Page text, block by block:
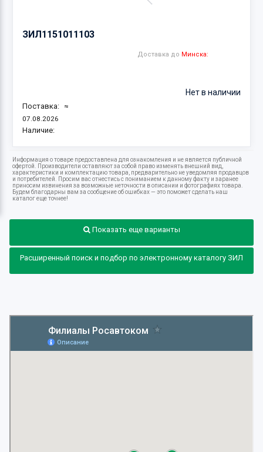
ЗИЛ1151011103
Доставка до Минска:
Нет в наличии
Поставка: ≈
07.08.2026
Наличие:
Информация о товаре предоставлена для ознакомления и не является публичной
офертой. Производители оставляют за собой право изменять внешний вид,
характеристики и комплектацию товара, предварительно не уведомляя продавцов
и потребителей. Просим вас отнестись с пониманием к данному факту и заранее
приносим извинения за возможные неточности в описании и фотографиях товара.
Будем благодарны вам за сообщение об ошибках — это поможет сделать наш
каталог еще точнее!
Показать еще варианты
Расширенный поиск и подбор по электронному каталогу ЗИЛ